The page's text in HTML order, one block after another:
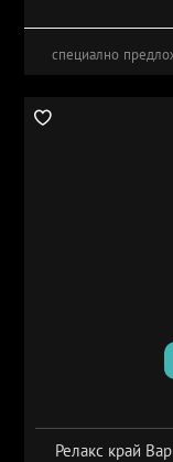
специално
Релакс край